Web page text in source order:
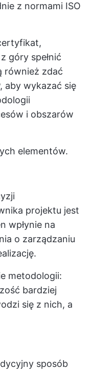
z normami ISO
góry spełnić
również zdać
aby wykazać się
i obszarów
elementów.
projektu jest
wpłynie na
o zarządzaniu
metodologii:
bardziej
się z nich, a
sposób